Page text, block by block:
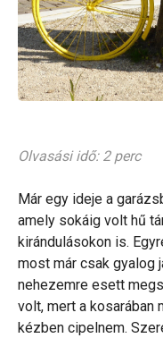
Olvasási idő: 2 perc
Már egy ideje a
amely sokáig volt hű
kirándulásokon is.
most már csak gyalog
nehezemre esett
volt, mert a kosarában
kézben cipelnem.